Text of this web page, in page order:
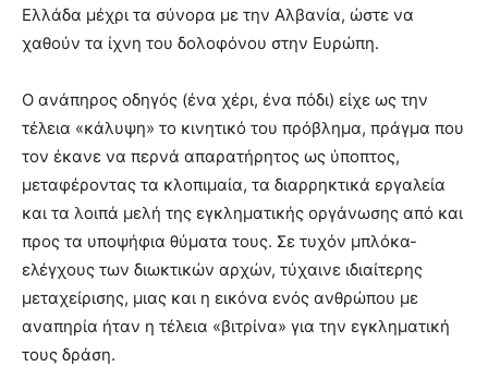
Ελλάδα μέχρι τα σύνορα με την Αλβανία, ώστε να
χαθούν τα ίχνη του δολοφόνου στην Ευρώπη.
Ο ανάπηρος οδηγός (ένα χέρι, ένα πόδι) είχε ως την
τέλεια «κάλυψη» το κινητικό του πρόβλημα, πράγμα που
τον έκανε να περνά απαρατήρητος ως ύποπτος,
μεταφέροντας τα κλοπιμαία, τα διαρρηκτικά εργαλεία
και τα λοιπά μελή της εγκληματικής οργάνωσης από και
προς τα υποψήφια θύματα τους. Σε τυχόν μπλόκα-
ελέγχους των διωκτικών αρχών, τύχαινε ιδιαίτερης
μεταχείρισης, μιας και η εικόνα ενός ανθρώπου με
αναπηρία ήταν η τέλεια «βιτρίνα» για την εγκληματική
τους δράση.